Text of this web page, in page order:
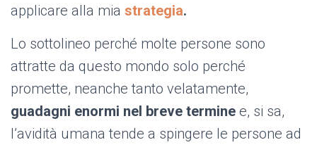
applicare alla mia strategia.
Lo sottolineo perché molte persone sono
attratte da questo mondo solo perché
promette, neanche tanto velatamente,
guadagni enormi nel breve termine e, si sa,
l’avidità umana tende a spingere le persone ad